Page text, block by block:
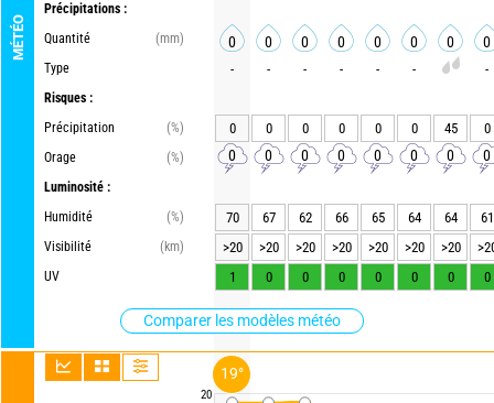
MÉTÉO
Précipitations :
Quantité
(mm)
Type
Risques :
Précipitation
(%)
Orage
(%)
Luminosité :
Humidité
(%)
Visibilité
(km)
UV
Comparer les modèles météo
20
0 0 0 0 0 0 0 0
- - - - - - -
0 0 0 0 0 0 45 0
0 0 0 0 0 0 0 0
70 67 62 66 65 64 64
61
>20
>20 >20 >20 >20 >20 >20
1
0 0 0 0 0 0 0
19°